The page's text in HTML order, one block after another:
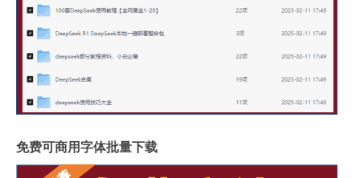
免费可商用字体批量下载